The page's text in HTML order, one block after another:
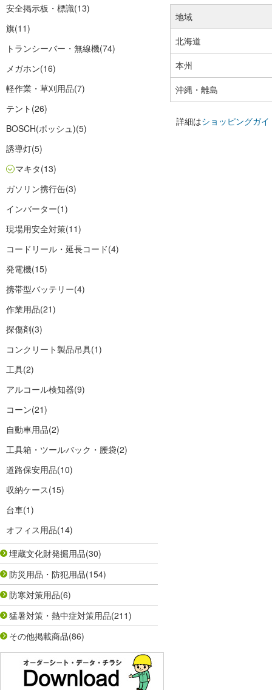
安全掲示板・標識(13)
旗(11)
トランシーバー・無線機(74)
メガホン(16)
軽作業・草刈用品(7)
テント (26)
BOSCH(ボッシュ)(5)
誘導灯(5)
マキタ(13)
ガソリン携行缶(3)
インバーター(1)
現場用安全対策(11)
コードリール・延長コード(4)
発電機(15)
携帯型バッテリー(4)
作業用品(21)
探傷剤(3)
コンクリート製品吊具(1)
工具(2)
アルコール検知器(9)
コーン(21)
自動車用品(2)
工具箱・ツールバック・腰袋(2)
道路保安用品(10)
収納ケース(15)
台車(1)
オフィス用品(14)
埋蔵文化財発掘用品(30)
防災用品・防犯用品(154)
防寒対策用品(6)
猛暑対策・熱中症対策用品(211)
その他掲載商品(86)
地域
北海道
本州
沖縄・離島
詳細はショッピングガイ